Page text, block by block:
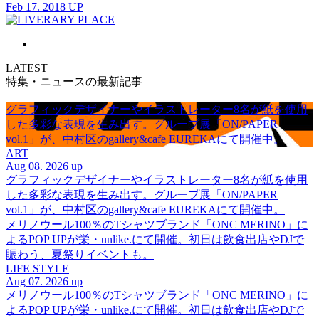
Feb 17. 2018 UP
LATEST
特集・ニュースの最新記事
グラフィックデザイナーやイラストレーター8名が紙を使用
した多彩な表現を生み出す。グループ展「ON/PAPER
vol.1」が、中村区のgallery&cafe EUREKAにて開催中。
ART
Aug 08. 2026 up
グラフィックデザイナーやイラストレーター8名が紙を使用
した多彩な表現を生み出す。グループ展「ON/PAPER
vol.1」が、中村区のgallery&cafe EUREKAにて開催中。
メリノウール100％のTシャツブランド「ONC MERINO」に
よるPOP UPが栄・unlike.にて開催。初日は飲食出店やDJで
賑わう、夏祭りイベントも。
LIFE STYLE
Aug 07. 2026 up
メリノウール100％のTシャツブランド「ONC MERINO」に
よるPOP UPが栄・unlike.にて開催。初日は飲食出店やDJで